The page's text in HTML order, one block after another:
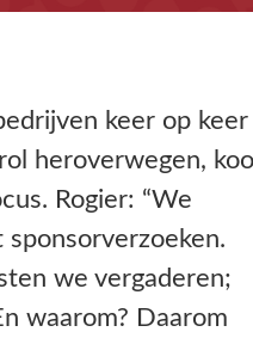
keer op keer
heroverwegen,
Rogier: “We
we vergaderen;
waarom? Daarom